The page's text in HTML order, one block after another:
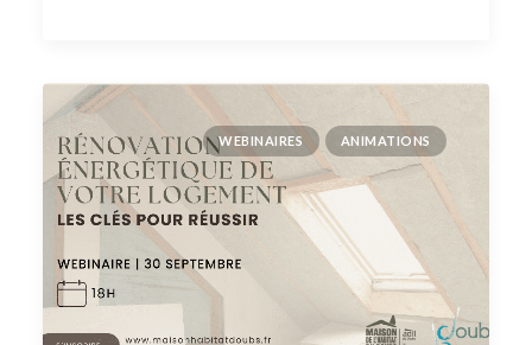
WEBINAIRES ANIMATIONS